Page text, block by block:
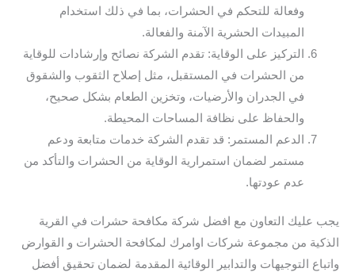
وفعالة للتحكم في الحشرات، بما في ذلك استخدام
المبيدات الحشرية الآمنة والفعالة.
التركيز على الوقاية: تقدم الشركة نصائح وإرشادات للوقاية
من الحشرات في المستقبل، مثل إصلاح الثقوب والشقوق
في الجدران والأرضيات، وتخزين الطعام بشكل صحيح،
والحفاظ على نظافة المساحات المحيطة.
الدعم المستمر: قد تقدم الشركة خدمات متابعة ودعم
مستمر لضمان استمرارية الوقاية من الحشرات والتأكد من
عدم عودتها.
يجب عليك التعاون مع افضل شركة مكافحة حشرات في القرية
الذكية من مجموعة شركات اوامرك لمكافحة الحشرات و القوارض
واتباع التوجيهات والتدابير الوقائية المقدمة لضمان تحقيق أفضل